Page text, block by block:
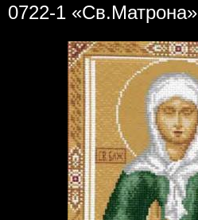
0722-1 «Св.Матрона»